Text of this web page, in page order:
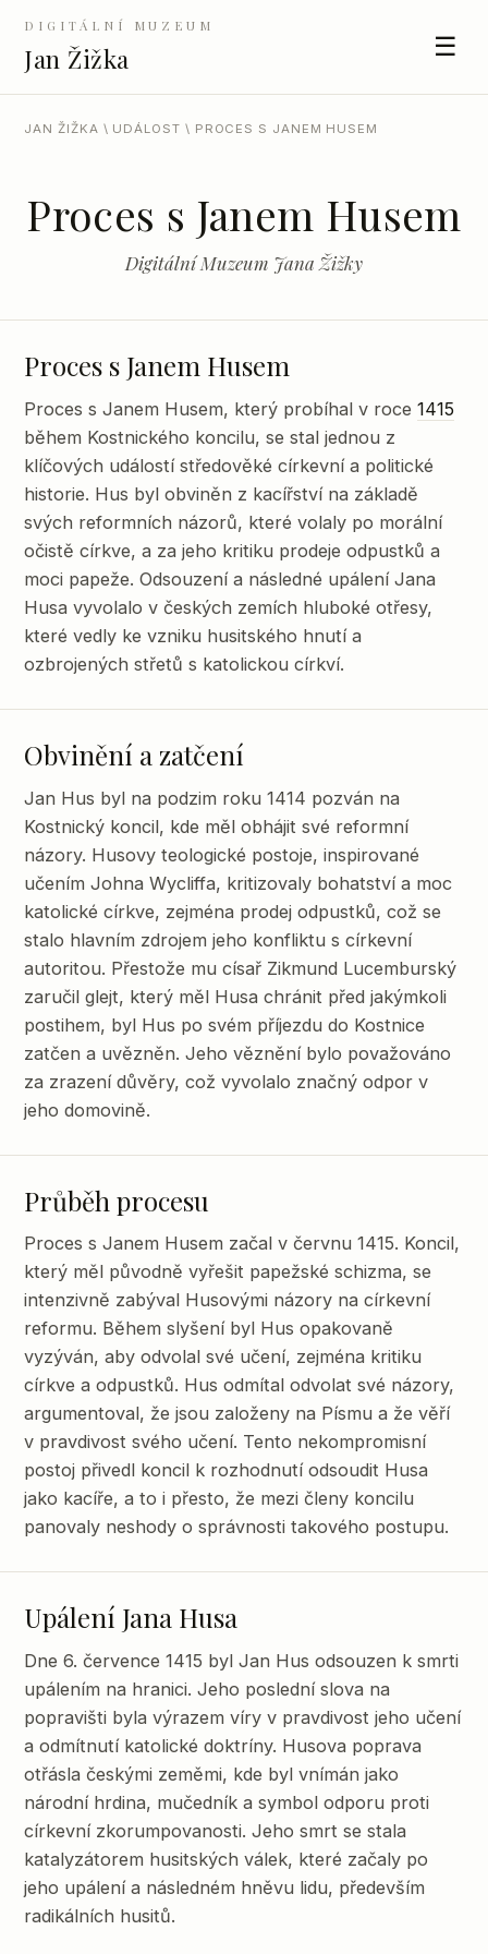
DIGITÁLNÍ MUZEUM
Jan Žižka ☰
JAN ŽIŽKA \ UDÁLOST \ PROCES S JANEM HUSEM
Proces s Janem Husem
Digitální Muzeum Jana Žižky
Proces s Janem Husem
Proces s Janem Husem, který probíhal v roce1415
během Kostnického koncilu, se stal jednou z
klíčových událostí středověké církevní a politické
historie. Hus byl obviněn z kacířství na základě
svých reformních názorů, které volaly po morální
očistě církve, a za jeho kritiku prodeje odpustků a
moci papeže. Odsouzení a následné upálení Jana
Husa vyvolalo v českých zemích hluboké otřesy,
které vedly ke vzniku husitského hnutí a
ozbrojených střetů s katolickou církví.
Obvinění a zatčení
Jan Hus byl na podzim roku 1414 pozván na
Kostnický koncil, kde měl obhájit své reformní
názory. Husovy teologické postoje, inspirované
učením Johna Wycliffa, kritizovaly bohatství a moc
katolické církve, zejména prodej odpustků, což se
stalo hlavním zdrojem jeho konfliktu s církevní
autoritou. Přestože mu císař Zikmund Lucemburský
zaručil glejt, který měl Husa chránit před jakýmkoli
postihem, byl Hus po svém příjezdu do Kostnice
zatčen a uvězněn. Jeho věznění bylo považováno
za zrazení důvěry, což vyvolalo značný odpor v
jeho domovině.
Průběh procesu
Proces s Janem Husem začal v červnu 1415. Koncil,
který měl původně vyřešit papežské schizma, se
intenzivně zabýval Husovými názory na církevní
reformu. Během slyšení byl Hus opakovaně
vyzýván, aby odvolal své učení, zejména kritiku
církve a odpustků. Hus odmítal odvolat své názory,
argumentoval, že jsou založeny na Písmu a že věří
v pravdivost svého učení. Tento nekompromisní
postoj přivedl koncil k rozhodnutí odsoudit Husa
jako kacíře, a to i přesto, že mezi členy koncilu
panovaly neshody o správnosti takového postupu.
Upálení Jana Husa
Dne 6. července 1415 byl Jan Hus odsouzen k smrti
upálením na hranici. Jeho poslední slova na
popravišti byla výrazem víry v pravdivost jeho učení
a odmítnutí katolické doktríny. Husova poprava
otřásla českými zeměmi, kde byl vnímán jako
národní hrdina, mučedník a symbol odporu proti
církevní zkorumpovanosti. Jeho smrt se stala
katalyzátorem husitských válek, které začaly po
jeho upálení a následném hněvu lidu, především
radikálních husitů.